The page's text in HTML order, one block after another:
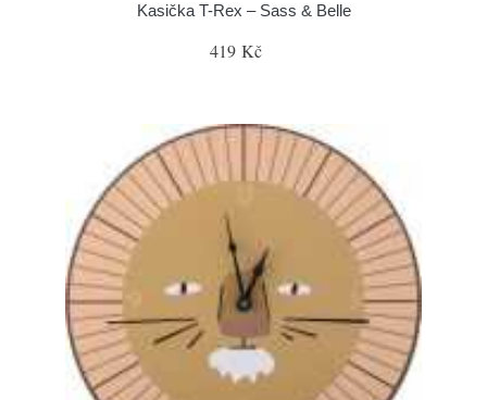
Kasička T-Rex – Sass & Belle
419 Kč